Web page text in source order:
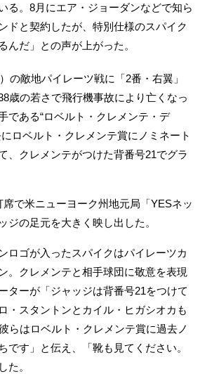
る。8月にエア・ジョーダンなどで知ら
ドと契約したが、特別仕様のスパイク
んだ」との声が上がった。
の敵地パイレーツ戦に「2番・右翼」
歳の若さで飛行機事故により亡くなっ
である“ロベルト・クレメンテ・デ
ロベルト・クレメンテ賞にノミネート
、クレメンテがつけた背番号21でグラ
で米ニューヨーク州地元局「YESネッ
ジの足元を大きく映し出した。
ロゴが入ったスパイクはパイレーツカ
。クレメンテと相手球団に敬意を表現
ターが「ジャッジは背番号21をつけて
・スタントンとカイル・ヒガシオカも
らはロベルト・クレメンテ賞に過去ノ
です」と伝え、「靴も見てください。
た。